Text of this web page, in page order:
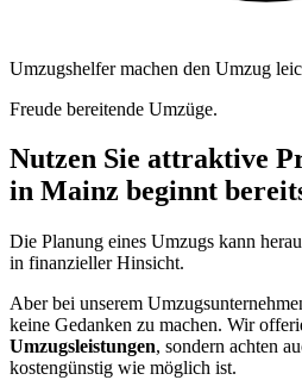
Umzugshelfer machen den Umzug
Freude bereitende Umzüge.
Nutzen Sie attraktive
in Mainz beginnt
Die Planung eines Umzugs kann
in finanzieller Hinsicht.
Aber bei unserem
keine Gedanken zu machen. Wir
Umzugsleistungen, sondern achten
kostengünstig wie möglich ist.